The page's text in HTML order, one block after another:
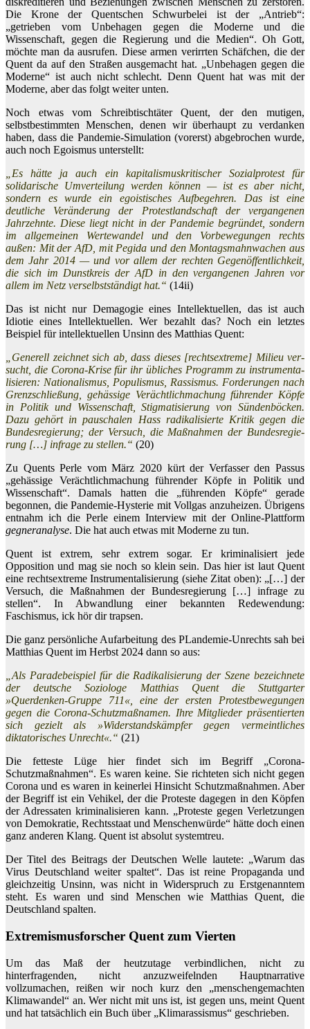
Die Krone der Quentschen Schwurbelei ist der „Antrieb“:
„getrieben vom Unbehagen gegen die Moderne und die
Wissenschaft, gegen die Regierung und die Medien“. Oh Gott,
möchte man da ausrufen. Diese armen verirrten Schäfchen, die der
Quent da auf den Straßen ausgemacht hat. „Unbehagen gegen die
Moderne“ ist auch nicht schlecht. Denn Quent hat was mit der
Moderne, aber das folgt weiter unten.
Noch etwas vom Schreibtischtäter Quent, der den mutigen,
selbstbestimmten Menschen, denen wir überhaupt zu verdanken
haben, dass die Pandemie-Simulation (vorerst) abgebrochen wurde,
auch noch Egoismus unterstellt:
„Es hätte ja auch ein kapitalismuskritischer Sozialprotest für
solidarische Umverteilung werden können — ist es aber nicht,
sondern es wurde ein egoistisches Aufbegehren. Das ist eine
deutliche Veränderung der Protestlandschaft der vergangenen
Jahrzehnte. Diese liegt nicht in der Pandemie begründet, sondern
im allgemeinen Wertewandel und den Vorbewegungen rechts
außen: Mit der AfD, mit Pegida und den Montagsmahnwachen aus
dem Jahr 2014 — und vor allem der rechten Gegenöffentlichkeit,
die sich im Dunstkreis der AfD in den vergangenen Jahren vor
allem im Netz verselbstständigt hat.“ (14ii)
Das ist nicht nur Demagogie eines Intellektuellen, das ist auch
Idiotie eines Intellektuellen. Wer bezahlt das? Noch ein letztes
Beispiel für intellektuellen Unsinn des Matthias Quent:
„Gene­rell zeich­net sich ab, dass dieses [rechtsextreme] Milieu ver­
sucht, die Corona-Krise für ihr übli­ches Pro­gramm zu instru­men­ta­
li­sie­ren: Natio­na­lis­mus, Popu­lis­mus, Ras­sis­mus. For­de­run­gen nach
Grenz­schlie­ßung, gehäs­sige Ver­ächt­lich­ma­chung füh­ren­der Köpfe
in Politik und Wis­sen­schaft, Stig­ma­ti­sie­rung von Sün­den­bö­cken.
Dazu gehört in pau­scha­len Hass radi­ka­li­sierte Kritik gegen die
Bun­des­re­gie­rung; der Versuch, die Maß­nah­men der Bun­des­re­gie­
rung […] infrage zu stellen.“ (20)
Zu Quents Perle vom März 2020 kürt der Verfasser den Passus
„gehässige Verächtlichmachung führender Köpfe in Politik und
Wissenschaft“. Damals hatten die „führenden Köpfe“ gerade
begonnen, die Pandemie-Hysterie mit Vollgas anzuheizen. Übrigens
entnahm ich die Perle einem Interview mit der Online-Plattform
gegneranalyse. Die hat auch etwas mit Moderne zu tun.
Quent ist extrem, sehr extrem sogar. Er kriminalisiert jede
Opposition und mag sie noch so klein sein. Das hier ist laut Quent
eine rechtsextreme Instrumentalisierung (siehe Zitat oben): „[…] der
Versuch, die Maßnahmen der Bundesregierung […] infrage zu
stellen“. In Abwandlung einer bekannten Redewendung:
Faschismus, ick hör dir trapsen.
Die ganz persönliche Aufarbeitung des PLandemie-Unrechts sah bei
Matthias Quent im Herbst 2024 dann so aus:
„Als Paradebeispiel für die Radikalisierung der Szene bezeichnete
der deutsche Soziologe Matthias Quent die Stuttgarter
»Querdenken-Gruppe 711«, eine der ersten Protestbewegungen
gegen die Corona-Schutzmaßnamen. Ihre Mitglieder präsentierten
sich gezielt als »Widerstandskämpfer gegen vermeintliches
diktatorisches Unrecht«.“ (21)
Die fetteste Lüge hier findet sich im Begriff „Corona-
Schutzmaßnahmen“. Es waren keine. Sie richteten sich nicht gegen
Corona und es waren in keinerlei Hinsicht Schutzmaßnahmen. Aber
der Begriff ist ein Vehikel, der die Proteste dagegen in den Köpfen
der Adressaten kriminalisieren kann. „Proteste gegen Verletzungen
von Demokratie, Rechtsstaat und Menschenwürde“ hätte doch einen
ganz anderen Klang. Quent ist absolut systemtreu.
Der Titel des Beitrags der Deutschen Welle lautete: „Warum das
Virus Deutschland weiter spaltet“. Das ist reine Propaganda und
gleichzeitig Unsinn, was nicht in Widerspruch zu Erstgenanntem
steht. Es waren und sind Menschen wie Matthias Quent, die
Deutschland spalten.
Extremismusforscher Quent zum Vierten
Um das Maß der heutzutage verbindlichen, nicht zu
hinterfragenden, nicht anzuzweifelnden Hauptnarrative
vollzumachen, reißen wir noch kurz den „menschengemachten
Klimawandel“ an. Wer nicht mit uns ist, ist gegen uns, meint Quent
und hat tatsächlich ein Buch über „Klimarassismus“ geschrieben.